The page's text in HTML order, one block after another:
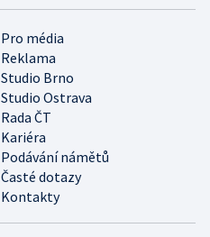
Pro média
Reklama
Studio Brno
Studio Ostrava
Rada ČT
Kariéra
Podávání námětů
Časté dotazy
Kontakty